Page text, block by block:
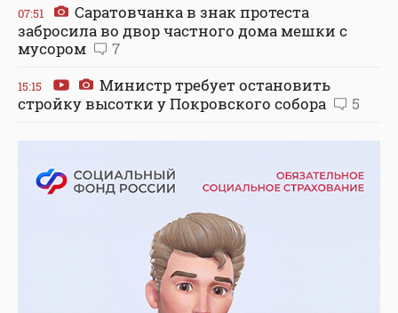
07:51
Саратовчанка в знак протеста
забросила во двор частного дома мешки с
мусором
7
15:15
Министр требует остановить
стройку высотки у Покровского собора
5